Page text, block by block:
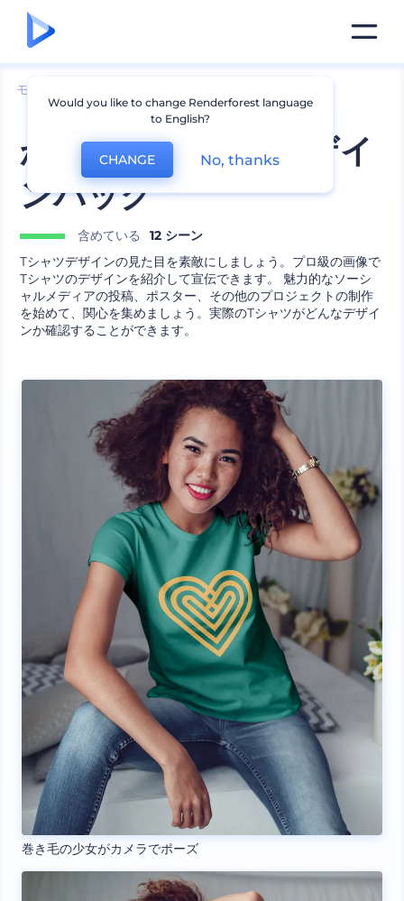
モックアップ
かわいいTシャツデザイ
ンパック
含めている
12 シーン
Tシャツデザインの見た目を素敵にしましょう。プロ級の画像で
Tシャツのデザインを紹介して宣伝できます。 魅力的なソーシ
ャルメディアの投稿、ポスター、その他のプロジェクトの制作
を始めて、関心を集めましょう。実際のTシャツがどんなデザイ
ンか確認することができます。
巻き毛の少女がカメラでポーズ
Would you like to change Renderforest language
to English?
CHANGE No, thanks